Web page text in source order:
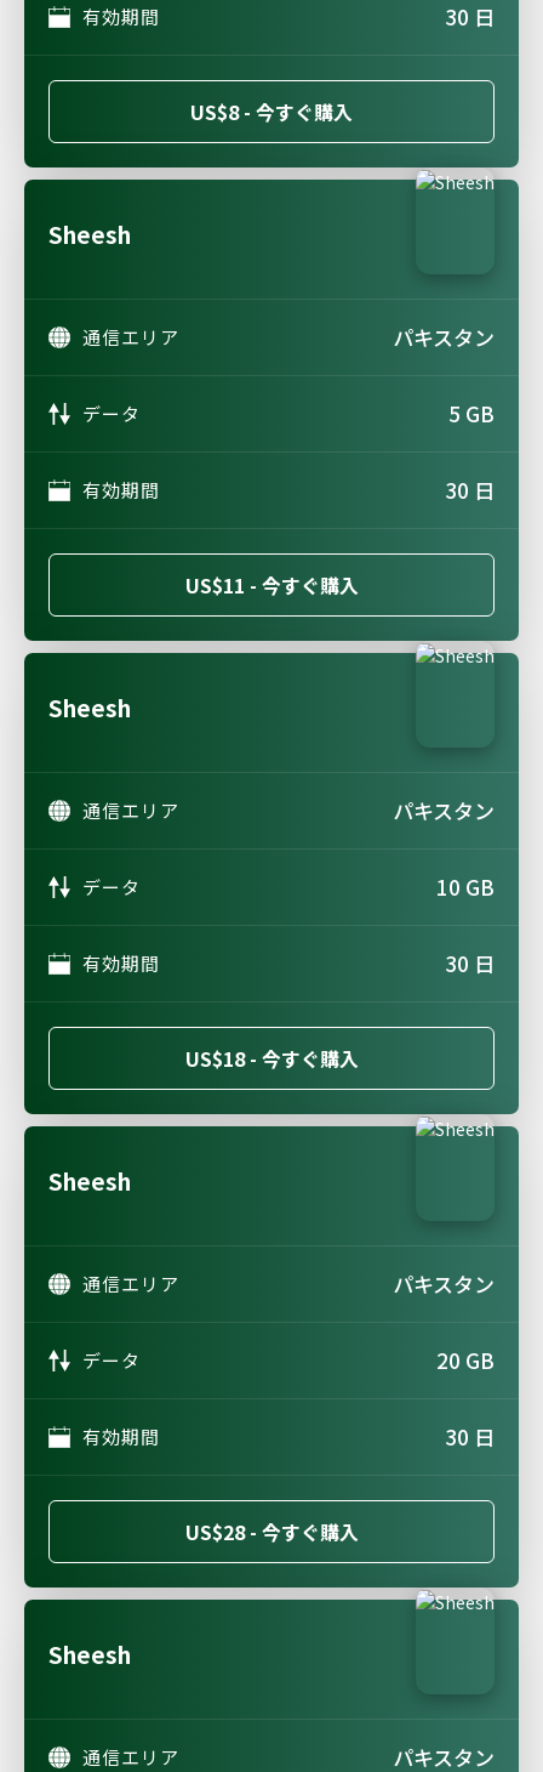
有効期間 30 日
US$8 - 今すぐ購入
Sheesh
通信エリア パキスタン
データ 5 GB
有効期間 30 日
US$11 - 今すぐ購入
Sheesh
通信エリア パキスタン
データ 10 GB
有効期間 30 日
US$18 - 今すぐ購入
Sheesh
通信エリア パキスタン
データ 20 GB
有効期間 30 日
US$28 - 今すぐ購入
Sheesh
通信エリア パキスタン